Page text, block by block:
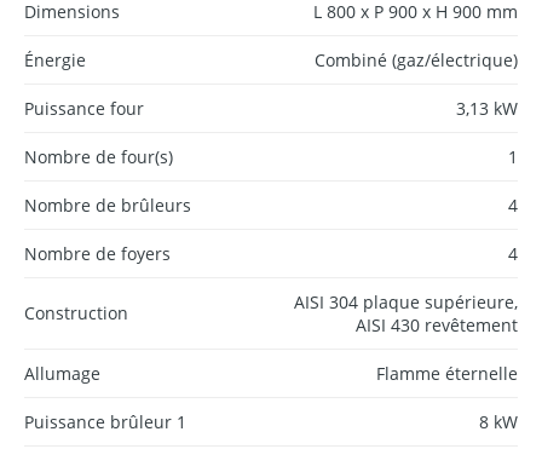
Dimensions L 800 x P 900 x H 900 mm
Énergie Combiné (gaz/électrique)
Puissance four 3,13 kW
Nombre de four(s) 1
Nombre de brûleurs 4
Nombre de foyers 4
Construction
AISI 304 plaque supérieure,
AISI 430 revêtement
Allumage Flamme éternelle
Puissance brûleur 1 8 kW